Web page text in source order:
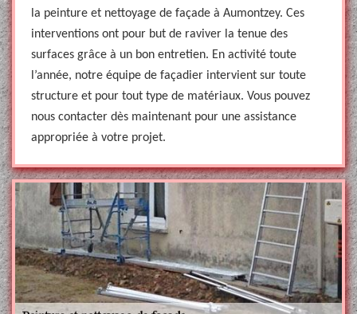
la peinture et nettoyage de façade à Aumontzey. Ces
interventions ont pour but de raviver la tenue des
surfaces grâce à un bon entretien. En activité toute
l’année, notre équipe de façadier intervient sur toute
structure et pour tout type de matériaux. Vous pouvez
nous contacter dès maintenant pour une assistance
appropriée à votre projet.